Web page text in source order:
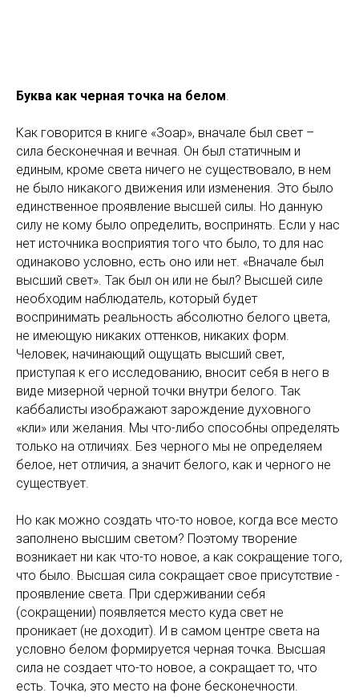
Буква как черная точка на белом.
Как говорится в книге «Зоар», вначале был свет –
сила бесконечная и вечная. Он был статичным и
единым, кроме света ничего не существовало, в нем
не было никакого движения или изменения. Это было
единственное проявление высшей силы. Но данную
силу не кому было определить, воспринять. Если у нас
нет источника восприятия того что было, то для нас
одинаково условно, есть оно или нет. «Вначале был
высший свет». Так был он или не был? Высшей силе
необходим наблюдатель, который будет
воспринимать реальность абсолютно белого цвета,
не имеющую никаких оттенков, никаких форм.
Человек, начинающий ощущать высший свет,
приступая к его исследованию, вносит себя в него в
виде мизерной черной точки внутри белого. Так
каббалисты изображают зарождение духовного
«кли» или желания. Мы что-либо способны определять
только на отличиях. Без черного мы не определяем
белое, нет отличия, а значит белого, как и черного не
существует.
Но как можно создать что-то новое, когда все место
заполнено высшим светом? Поэтому творение
возникает ни как что-то новое, а как сокращение того,
что было. Высшая сила сокращает свое присутствие -
проявление света. При сдерживании себя
(сокращении) появляется место куда свет не
проникает (не доходит). И в самом центре света на
условно белом формируется черная точка. Высшая
сила не создает что-то новое, а сокращает то, что
есть. Точка, это место на фоне бесконечности.